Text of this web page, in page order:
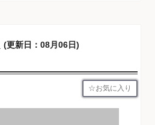
(更新日：08月06日)
お気に入り